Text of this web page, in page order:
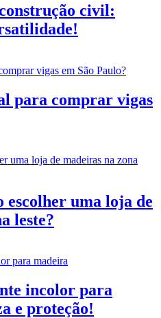
civil:
para comprar vigas
escolher uma loja de
leste?
incolor para
e proteção!